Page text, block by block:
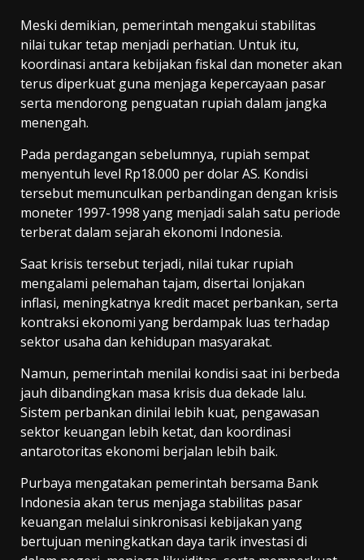
Meski demikian, pemerintah mengakui stabilitas
nilai tukar tetap menjadi perhatian. Untuk itu,
koordinasi antara kebijakan fiskal dan moneter akan
terus diperkuat guna menjaga kepercayaan pasar
serta mendorong penguatan rupiah dalam jangka
menengah.
Pada perdagangan sebelumnya, rupiah sempat
menyentuh level Rp18.000 per dolar AS. Kondisi
tersebut memunculkan perbandingan dengan krisis
moneter 1997-1998 yang menjadi salah satu periode
terberat dalam sejarah ekonomi Indonesia.
Saat krisis tersebut terjadi, nilai tukar rupiah
mengalami pelemahan tajam, disertai lonjakan
inflasi, meningkatnya kredit macet perbankan, serta
kontraksi ekonomi yang berdampak luas terhadap
sektor usaha dan kehidupan masyarakat.
Namun, pemerintah menilai kondisi saat ini berbeda
jauh dibandingkan masa krisis dua dekade lalu.
Sistem perbankan dinilai lebih kuat, pengawasan
sektor keuangan lebih ketat, dan koordinasi
antarotoritas ekonomi berjalan lebih baik.
Purbaya mengatakan pemerintah bersama Bank
Indonesia akan terus menjaga stabilitas pasar
keuangan melalui sinkronisasi kebijakan yang
bertujuan meningkatkan daya tarik investasi di